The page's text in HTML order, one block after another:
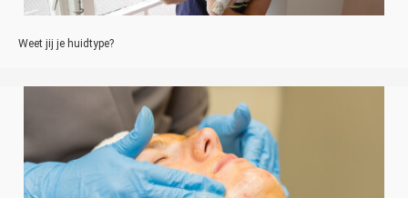
Weet jij je huidtype?